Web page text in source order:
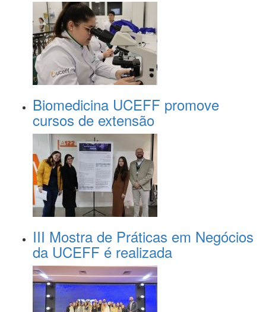
Biomedicina UCEFF promove
cursos de extensão
III Mostra de Práticas em Negócios
da UCEFF é realizada